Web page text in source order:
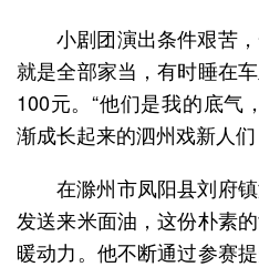
小剧团演出条件艰苦
就是全部家当，有时睡在
100元。“他们是我的底气
渐成长起来的泗州戏新人们
在滁州市凤阳县刘府
发送来米面油，这份朴素
暖动力。他不断通过参赛